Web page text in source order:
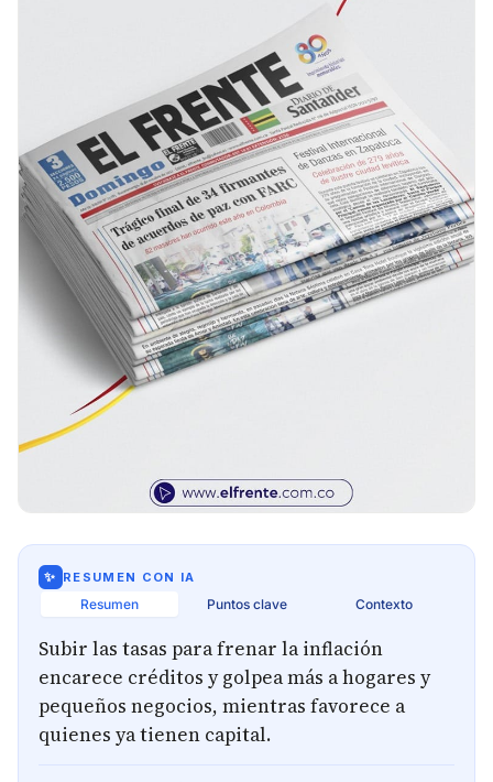
✨ RESUMEN CON IA
Resumen Puntos clave Contexto
Subir las tasas para frenar la inflación
encarece créditos y golpea más a hogares y
pequeños negocios, mientras favorece a
quienes ya tienen capital.